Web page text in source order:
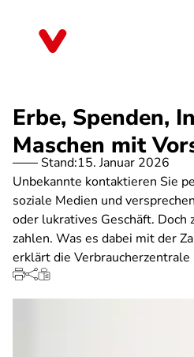
Erbe, Spenden,
Maschen mit
Stand:15. Januar 2026
Unbekannte kontaktieren Sie
soziale Medien und
oder lukratives Geschäft.
zahlen. Was es dabei mit der
erklärt die